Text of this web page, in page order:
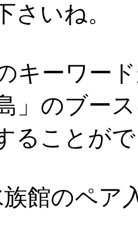
さいね。
キーワー
」のブー
ることが
館のペア